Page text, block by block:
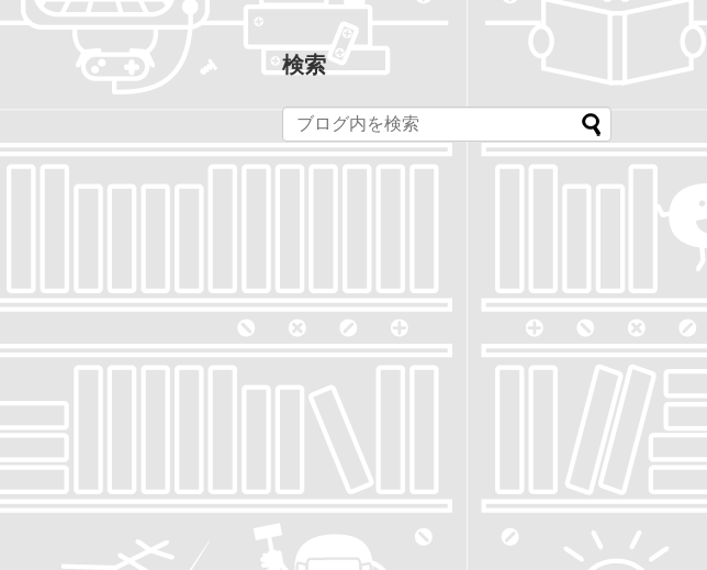
検索